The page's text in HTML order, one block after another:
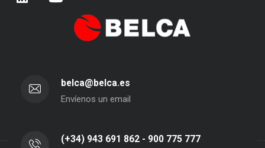
belca@belca.es
Envíenos un email
(+34) 943 691 862 - 900 775 777